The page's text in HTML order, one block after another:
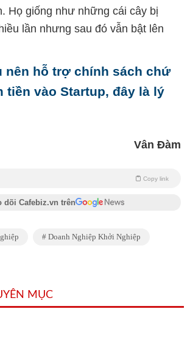
Họ giống như những cái cây bị
lần nhưng sau đó vẫn bật lên
nên hỗ trợ chính sách chứ
tiền vào Startup, đây là lý
Vân Đàm
Copy link
dõi Cafebiz.vn trên
Doanh Nghiệp Khởi Nghiệp
MỤC